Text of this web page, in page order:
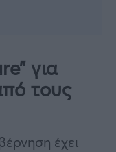
για
τους
έχει